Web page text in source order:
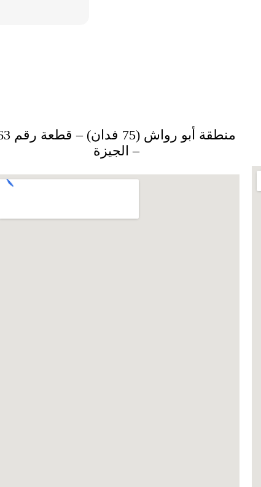
منطقة أبو رواش (75
– الجيزة